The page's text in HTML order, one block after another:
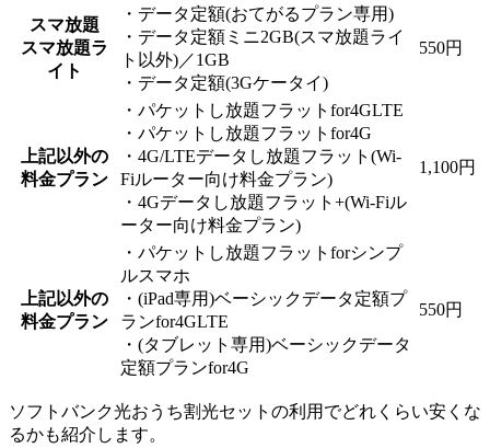
スマ放題
スマ放題ラ
イト
・データ定額(おてがるプラン専用)
・データ定額ミニ2GB(スマ放題ライ
ト以外)／1GB
・データ定額(3Gケータイ)
550円
上記以外の
料金プラン
・パケットし放題フラットfor4GLTE
・パケットし放題フラットfor4G
・4G/LTEデータし放題フラット(Wi-
Fiルーター向け料金プラン)
・4Gデータし放題フラット+(Wi-Fiル
ーター向け料金プラン)
1,100円
上記以外の
料金プラン
・パケットし放題フラットforシンプ
ルスマホ
・(iPad専用)ベーシックデータ定額プ
ランfor4GLTE
・(タブレット専用)ベーシックデータ
定額プランfor4G
550円
ソフトバンク光おうち割光セットの利用でどれくらい安くな
るかも紹介します。